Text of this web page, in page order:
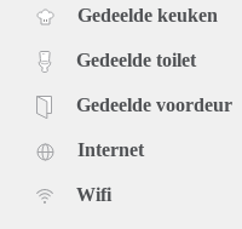
Gedeelde keuken
Gedeelde toilet
Gedeelde voordeur
Internet
Wifi